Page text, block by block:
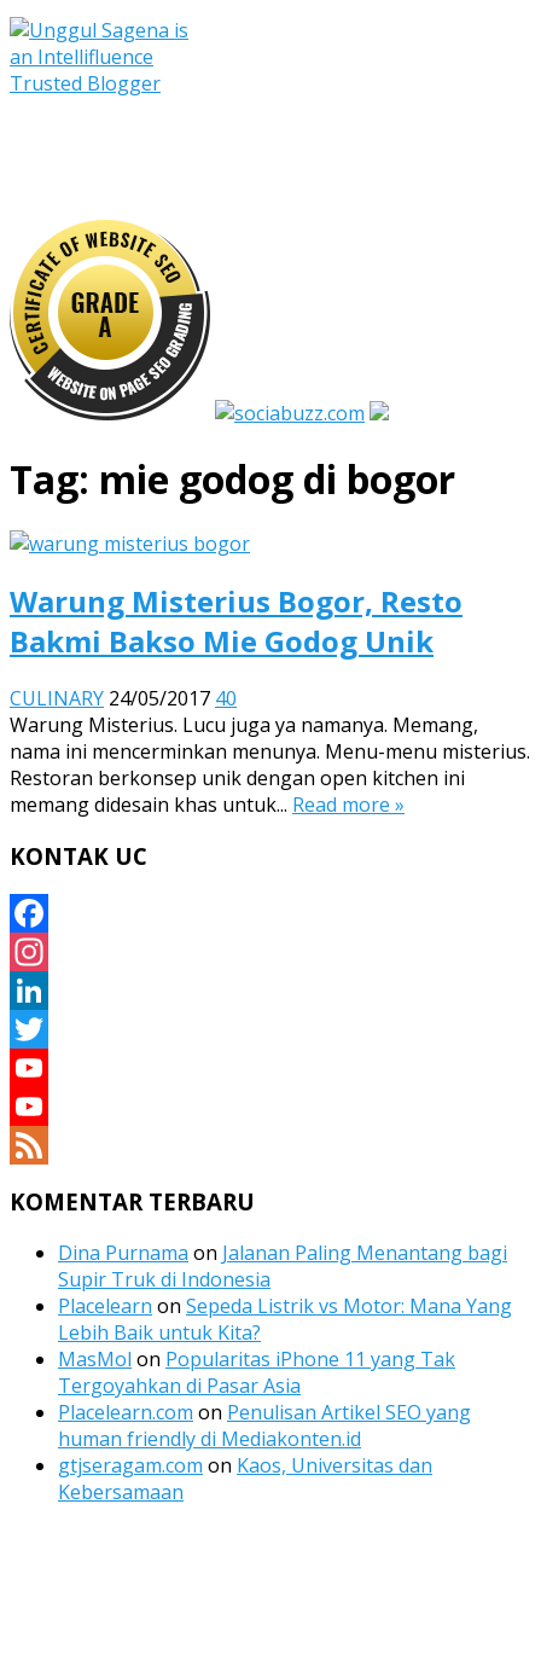
Tag: mie godog di bogor
Warung Misterius Bogor, Resto
Bakmi Bakso Mie Godog Unik
CULINARY 24/05/2017 40
Warung Misterius. Lucu juga ya namanya. Memang,
nama ini mencerminkan menunya. Menu-menu misterius.
Restoran berkonsep unik dengan open kitchen ini
memang didesain khas untuk... Read more »
KONTAK UC
Facebook
Instagram
LinkedIn
Twitter
YouTube
YouTube
KOMENTAR TERBARU
Dina Purnama on Jalanan Paling Menantang bagi
Supir Truk di Indonesia
Placelearn on Sepeda Listrik vs Motor: Mana Yang
Lebih Baik untuk Kita?
MasMol on Popularitas iPhone 11 yang Tak
Tergoyahkan di Pasar Asia
Placelearn.com on Penulisan Artikel SEO yang
human friendly di Mediakonten.id
gtjseragam.com on Kaos, Universitas dan
Kebersamaan